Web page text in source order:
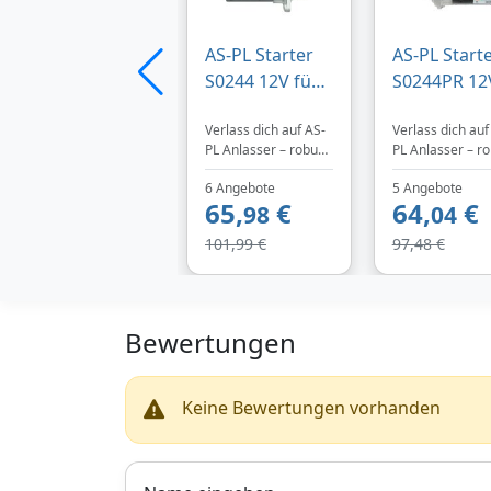
AS-PL Starter
S0244 12V für
12417524843
12412344246
12417526239
Verlass dich auf AS-
PL Anlasser – robust
und langlebig.
Bequem & einfach
bei TEILeHABER.de
kaufen.
6 Angebote
65,98 €
101,99 €
AS-PL
S0244PR
12412344246
Verlass dich auf
PL Anlasser –
und langlebig.
Bequem &
bei
kaufen.
5 Angebote
64,04€
97,48 €
Bewertungen
Keine Bewertungen vorhanden